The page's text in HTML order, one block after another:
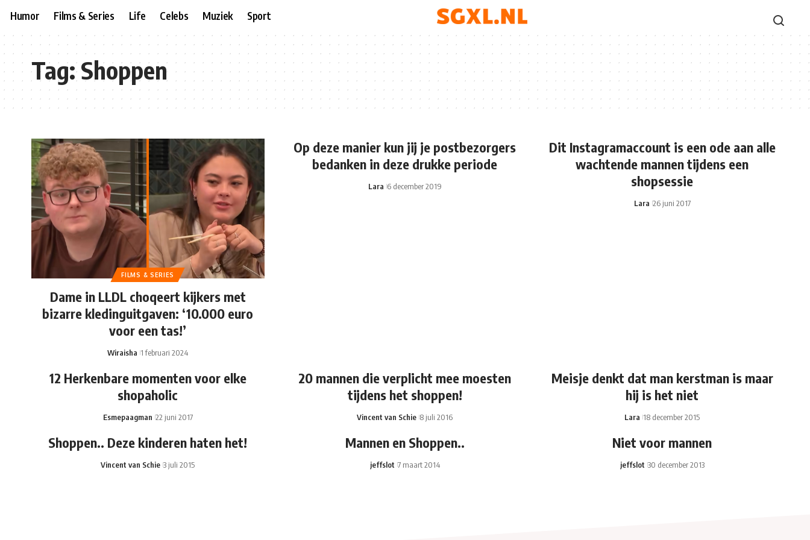
Humor Films & Series Life Celebs Muziek Sport
Tag:Shoppen
FILMS & SERIES
Dame in LLDL choqeert kijkers met
bizarre kledinguitgaven: ‘10.000 euro
voor een tas!’
Wiraisha 1 februari 2024
Op deze manier kun jij je postbezorgers
bedanken in deze drukke periode
Lara 6 december 2019
Dit Instagramaccount is een ode aan alle
wachtende mannen tijdens een
shopsessie
Lara 26 juni 2017
12 Herkenbare momenten voor elke
shopaholic
Esmepaagman 22 juni 2017
20 mannen die verplicht mee moesten
tijdens het shoppen!
Vincent van Schie 8 juli 2016
Meisje denkt dat man kerstman is maar
hij is het niet
Lara 18 december 2015
Shoppen.. Deze kinderen haten het!
Vincent van Schie 3 juli 2015
Mannen en Shoppen..
jeffslot 7 maart 2014
Niet voor mannen
jeffslot 30 december 2013